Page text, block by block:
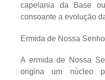
capelania da Base
consoante a evolução
Ermida de Nossa
A ermida de Nossa
origina um núcleo